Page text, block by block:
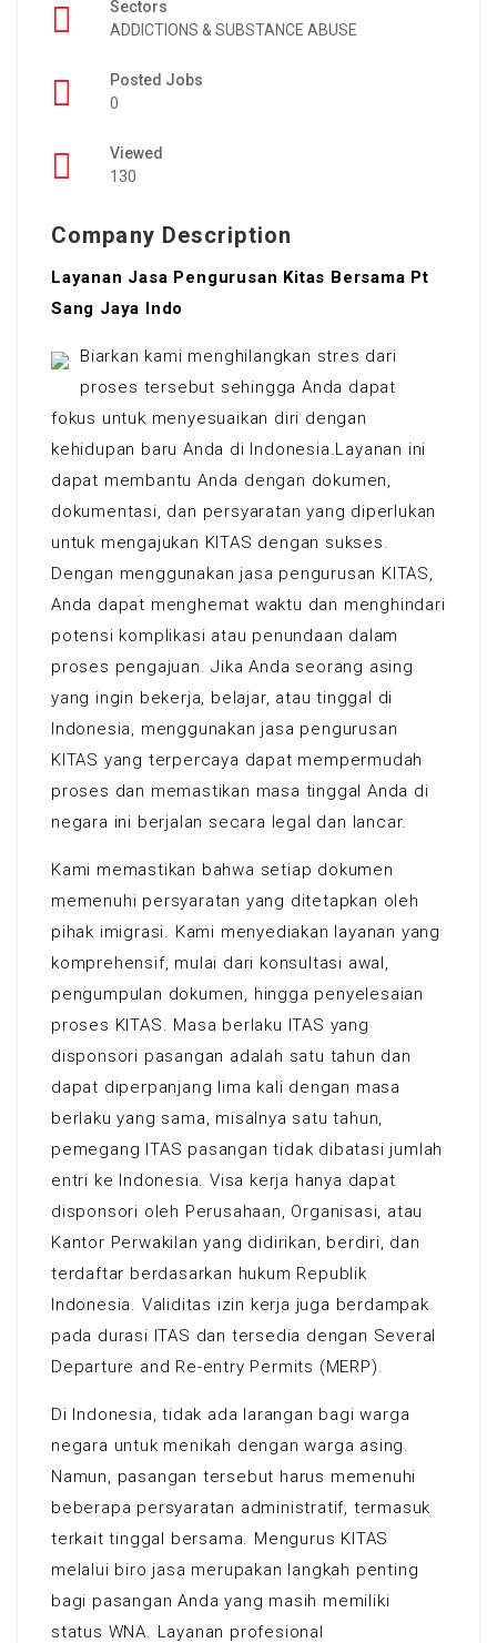
Sectors
ADDICTIONS & SUBSTANCE ABUSE
Posted Jobs
0
Viewed
130
Company Description
Layanan Jasa Pengurusan Kitas Bersama Pt
Sang Jaya Indo
Biarkan kami menghilangkan stres dari
proses tersebut sehingga Anda dapat
fokus untuk menyesuaikan diri dengan
kehidupan baru Anda di Indonesia.Layanan ini
dapat membantu Anda dengan dokumen,
dokumentasi, dan persyaratan yang diperlukan
untuk mengajukan KITAS dengan sukses.
Dengan menggunakan jasa pengurusan KITAS,
Anda dapat menghemat waktu dan menghindari
potensi komplikasi atau penundaan dalam
proses pengajuan. Jika Anda seorang asing
yang ingin bekerja, belajar, atau tinggal di
Indonesia, menggunakan jasa pengurusan
KITAS yang terpercaya dapat mempermudah
proses dan memastikan masa tinggal Anda di
negara ini berjalan secara legal dan lancar.
Kami memastikan bahwa setiap dokumen
memenuhi persyaratan yang ditetapkan oleh
pihak imigrasi. Kami menyediakan layanan yang
komprehensif, mulai dari konsultasi awal,
pengumpulan dokumen, hingga penyelesaian
proses KITAS. Masa berlaku ITAS yang
disponsori pasangan adalah satu tahun dan
dapat diperpanjang lima kali dengan masa
berlaku yang sama, misalnya satu tahun,
pemegang ITAS pasangan tidak dibatasi jumlah
entri ke Indonesia. Visa kerja hanya dapat
disponsori oleh Perusahaan, Organisasi, atau
Kantor Perwakilan yang didirikan, berdiri, dan
terdaftar berdasarkan hukum Republik
Indonesia. Validitas izin kerja juga berdampak
pada durasi ITAS dan tersedia dengan Several
Departure and Re-entry Permits (MERP).
Di Indonesia, tidak ada larangan bagi warga
negara untuk menikah dengan warga asing.
Namun, pasangan tersebut harus memenuhi
beberapa persyaratan administratif, termasuk
terkait tinggal bersama. Mengurus KITAS
melalui biro jasa merupakan langkah penting
bagi pasangan Anda yang masih memiliki
status WNA. Layanan profesional